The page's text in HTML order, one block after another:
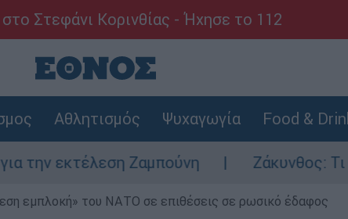
Στεφάνι Κορινθίας - Ήχησε το 112
Αθλητισμός Ψυχαγωγία Food &
Ζαμπούνη Ζάκυνθος: Τι απαντά
εμπλοκή» του ΝΑΤΟ σε επιθέσεις σε ρωσικό έδαφος